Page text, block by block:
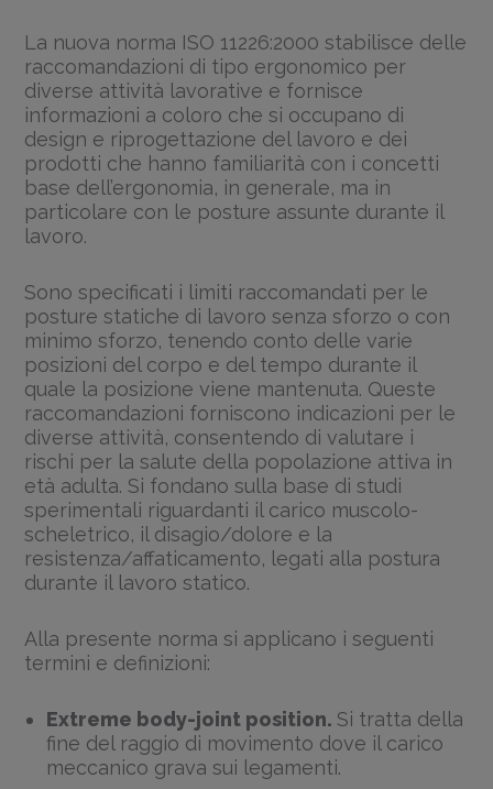
La nuova norma ISO 11226:2000 stabilisce delle
raccomandazioni di tipo ergonomico per
diverse attività lavorative e fornisce
informazioni a coloro che si occupano di
design e riprogettazione del lavoro e dei
prodotti che hanno familiarità con i concetti
base dell’ergonomia, in generale, ma in
particolare con le posture assunte durante il
lavoro.
Sono specificati i limiti raccomandati per le
posture statiche di lavoro senza sforzo o con
minimo sforzo, tenendo conto delle varie
posizioni del corpo e del tempo durante il
quale la posizione viene mantenuta. Queste
raccomandazioni forniscono indicazioni per le
diverse attività, consentendo di valutare i
rischi per la salute della popolazione attiva in
età adulta. Si fondano sulla base di studi
sperimentali riguardanti il carico muscolo-
scheletrico, il disagio/dolore e la
resistenza/affaticamento, legati alla postura
durante il lavoro statico.
Alla presente norma si applicano i seguenti
termini e definizioni:
Extreme body-joint position. Si tratta della
fine del raggio di movimento dove il carico
meccanico grava sui legamenti.